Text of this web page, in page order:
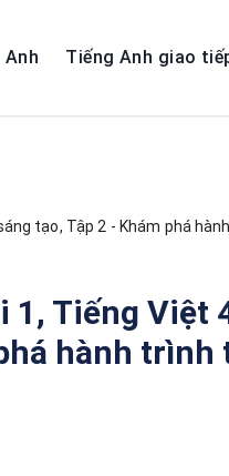
Tiếng Anh giao
tạo, Tập 2 - Khám phá
1, Tiếng Việt
hành trình